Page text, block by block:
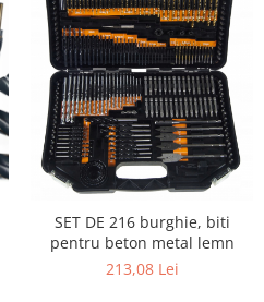
SET DE 216 burghie, biti
pentru beton metal lemn
213,08 Lei